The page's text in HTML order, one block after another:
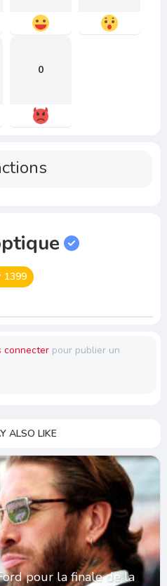
0
1399
connecterpour publier un
ALSO LIKE
pour la finale de la